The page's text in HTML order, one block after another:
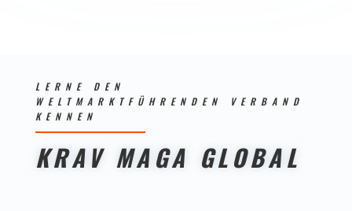
LERNE DEN
WELTMARKTFÜHRENDEN VERBAND
KENNEN
KRAV MAGA GLOBAL